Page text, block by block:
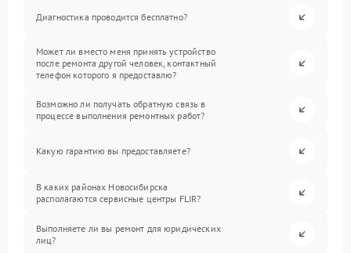
Диагностика проводится бесплатно?
Может ли вместо меня принять устройство
после ремонта другой человек, контактный
телефон которого я предоставлю?
Возможно ли получать обратную связь в
процессе выполнения ремонтных работ?
Какую гарантию вы предоставляете?
В каких районах Новосибирска
располагаются сервисные центры FLIR?
Выполняете ли вы ремонт для юридических
лиц?